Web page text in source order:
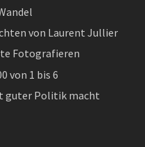
von Laurent Jullier
Fotografieren
von 1 bis 6
guter Politik macht